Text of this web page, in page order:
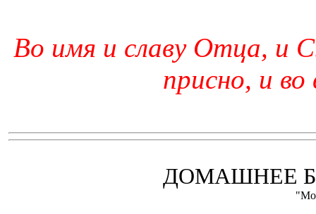
Во имя и славу Отца, и
присно, и во
ДОМАШНЕЕ